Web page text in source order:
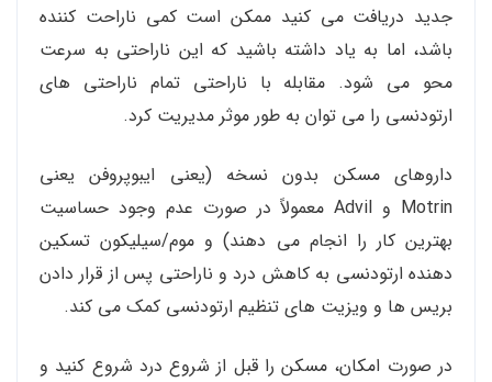
جدید دریافت می کنید ممکن است کمی ناراحت کننده
باشد، اما به یاد داشته باشید که این ناراحتی به سرعت
محو می شود. مقابله با ناراحتی تمام ناراحتی های
ارتودنسی را می توان به طور موثر مدیریت کرد.
داروهای مسکن بدون نسخه (یعنی ایبوپروفن یعنی
Motrin و Advil معمولاً در صورت عدم وجود حساسیت
بهترین کار را انجام می دهند) و موم/سیلیکون تسکین
دهنده ارتودنسی به کاهش درد و ناراحتی پس از قرار دادن
بریس ها و ویزیت های تنظیم ارتودنسی کمک می کند.
در صورت امکان، مسکن را قبل از شروع درد شروع کنید و